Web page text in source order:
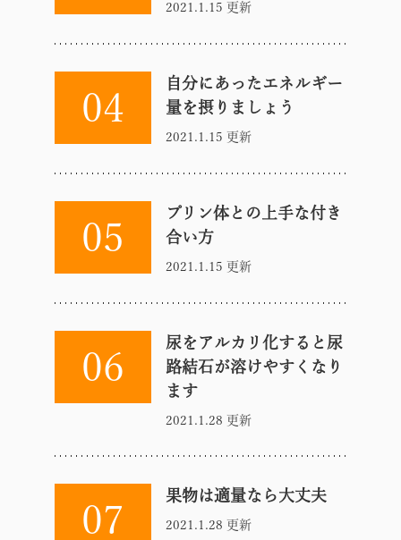
2021.1.15 更新
04
自分にあったエネルギー
量を摂りましょう
2021.1.15 更新
05
プリン体との上手な付き
合い方
2021.1.15 更新
06
尿をアルカリ化すると尿
路結石が溶けやすくなり
ます
2021.1.28 更新
07
果物は適量なら大丈夫
2021.1.28 更新